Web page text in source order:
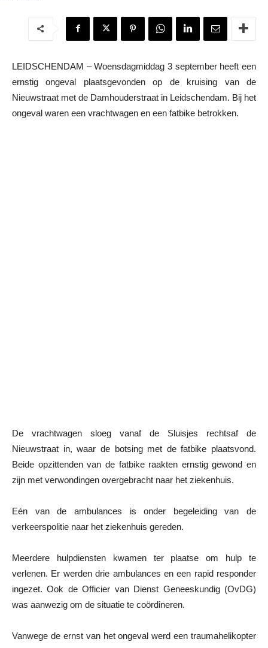
LEIDSCHENDAM – Woensdagmiddag 3 september heeft een
ernstig ongeval plaatsgevonden op de kruising van de
Nieuwstraat met de Damhouderstraat in Leidschendam. Bij het
ongeval waren een vrachtwagen en een fatbike betrokken.
De vrachtwagen sloeg vanaf de Sluisjes rechtsaf de
Nieuwstraat in, waar de botsing met de fatbike plaatsvond.
Beide opzittenden van de fatbike raakten ernstig gewond en
zijn met verwondingen overgebracht naar het ziekenhuis.
Eén van de ambulances is onder begeleiding van de
verkeerspolitie naar het ziekenhuis gereden.
Meerdere hulpdiensten kwamen ter plaatse om hulp te
verlenen. Er werden drie ambulances en een rapid responder
ingezet. Ook de Officier van Dienst Geneeskundig (OvDG)
was aanwezig om de situatie te coördineren.
Vanwege de ernst van het ongeval werd een traumahelikopter